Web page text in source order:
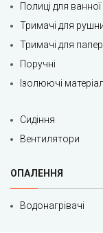
Полиці для ванної
Тримачі для
Тримачі для
Поручні
Ізолюючі
Сидіння
Вентилятори
ОПАЛЕННЯ
Водонагрівачі